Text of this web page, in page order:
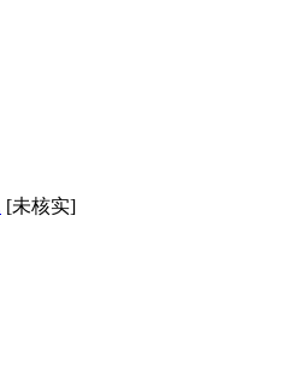
[未核实]